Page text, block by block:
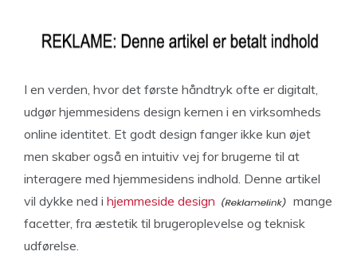
I en verden, hvor det første håndtryk ofte er digitalt,
udgør hjemmesidens design kernen i en virksomheds
online identitet. Et godt design fanger ikke kun øjet
men skaber også en intuitiv vej for brugerne til at
interagere med hjemmesidens indhold. Denne artikel
vil dykke ned i hjemmeside design
mange
facetter, fra æstetik til brugeroplevelse og teknisk
udførelse.